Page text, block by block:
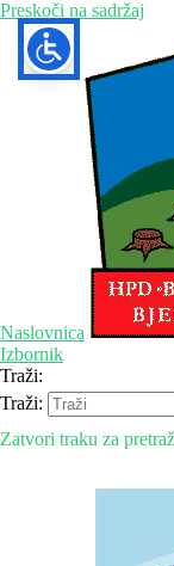
Preskoči na sadržaj
Naslovnica
Izbornik
Traži:
Traži:
Zatvori traku za